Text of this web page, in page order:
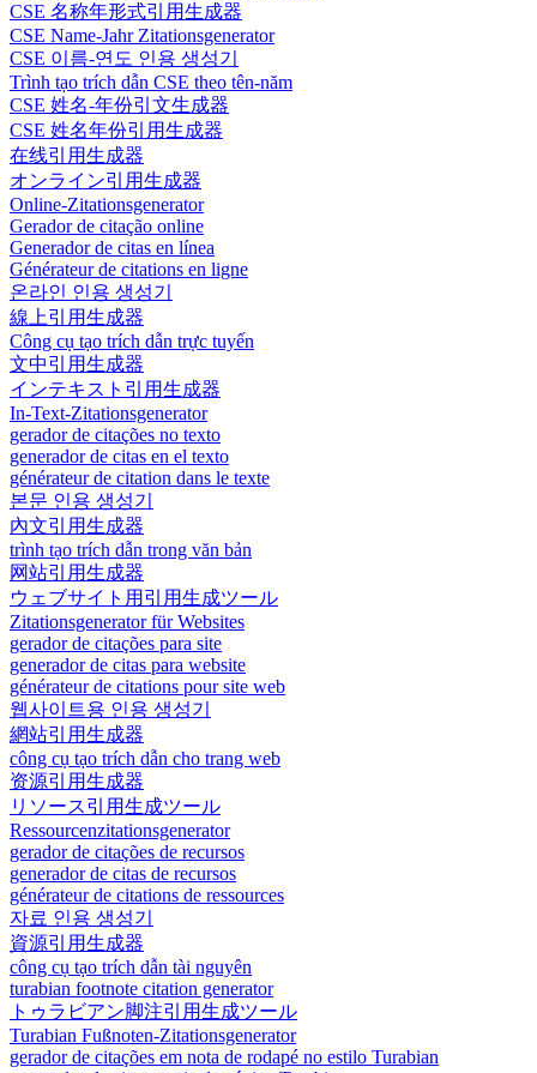
CSE 名称年形式引用生成器
CSE Name-Jahr Zitationsgenerator
CSE 이름-연도 인용 생성기
Trình tạo trích dẫn CSE theo tên-năm
CSE 姓名-年份引文生成器
CSE 姓名年份引用生成器
在线引用生成器
オンライン引用生成器
Online-Zitationsgenerator
Gerador de citação online
Generador de citas en línea
Générateur de citations en ligne
온라인 인용 생성기
線上引用生成器
Công cụ tạo trích dẫn trực tuyến
文中引用生成器
インテキスト引用生成器
In-Text-Zitationsgenerator
gerador de citações no texto
generador de citas en el texto
générateur de citation dans le texte
본문 인용 생성기
內文引用生成器
trình tạo trích dẫn trong văn bản
网站引用生成器
ウェブサイト用引用生成ツール
Zitationsgenerator für Websites
gerador de citações para site
generador de citas para website
générateur de citations pour site web
웹사이트용 인용 생성기
網站引用生成器
công cụ tạo trích dẫn cho trang web
资源引用生成器
リソース引用生成ツール
Ressourcenzitationsgenerator
gerador de citações de recursos
generador de citas de recursos
générateur de citations de ressources
자료 인용 생성기
資源引用生成器
công cụ tạo trích dẫn tài nguyên
turabian footnote citation generator
トゥラビアン脚注引用生成ツール
Turabian Fußnoten-Zitationsgenerator
gerador de citações em nota de rodapé no estilo Turabian